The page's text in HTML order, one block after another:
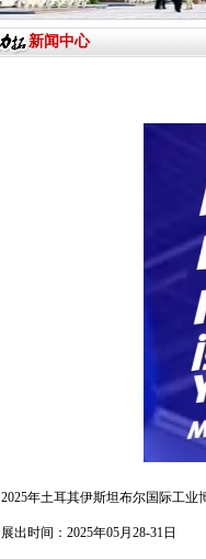
新闻中心
2025年土耳其伊斯坦布尔国际工业
展出时间： 2025年05月 28-31日